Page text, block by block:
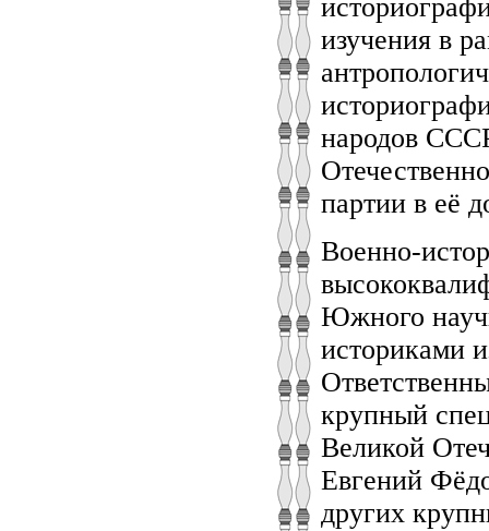
изучения в
народов
партии в её
Военно-
Южного
историками
крупный
Великой
Евгений
других